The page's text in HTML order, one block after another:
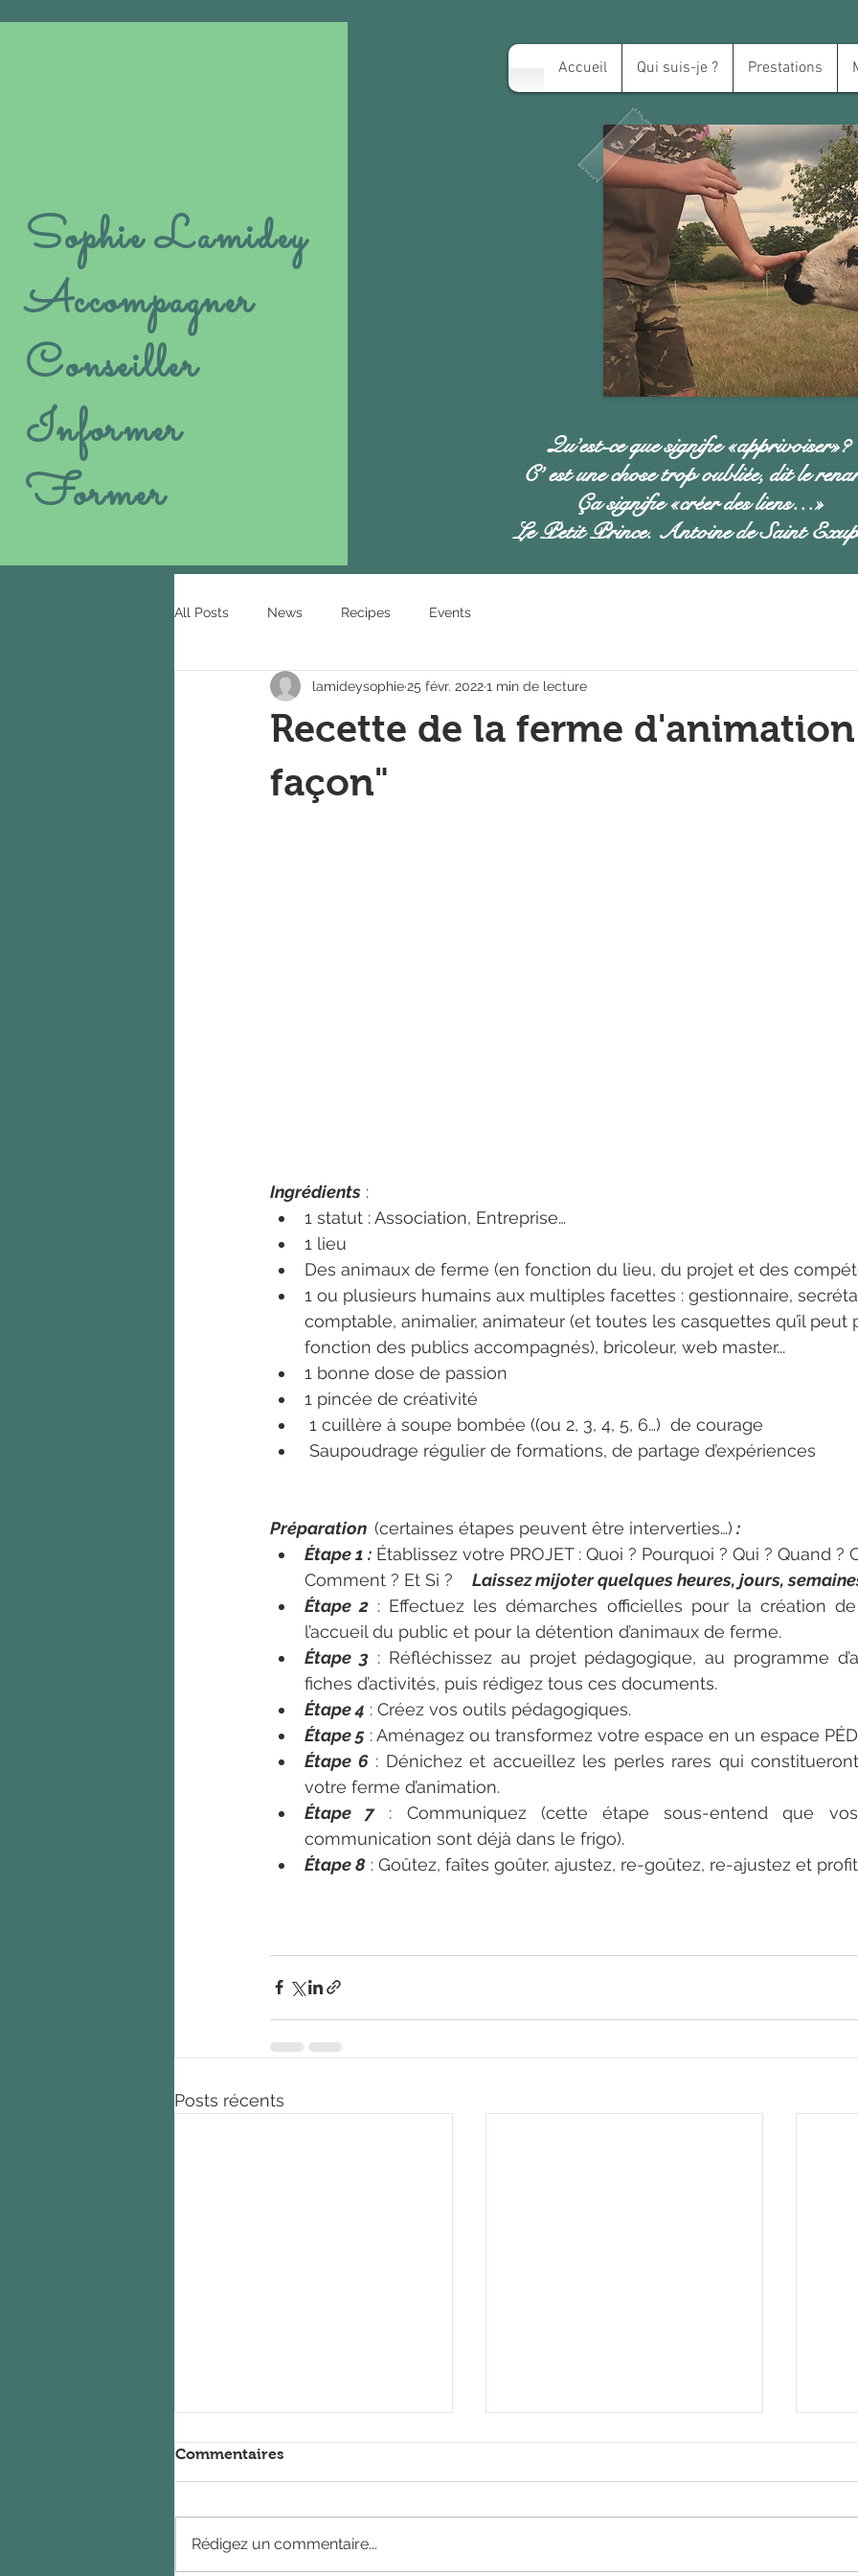
Sophie Lamidey
Accompagner
Conseiller
Informer
Former
Accueil Qui suis-je ? Prestations
Qu’est-ce que signifie «apprivoiser»?
C’ est une chose trop oubliée, dit le
Ça signifie «créer des liens…»
Le Petit Prince. Antoine de Saint
All Posts News Recipes Events
Recette de la ferme
façon"
lamideysophie25 févr. 20221 min de lecture
Ingrédients :
1 statut : Association, Entreprise…
1 lieu
Des animaux de ferme (en fonction du lieu, du projet et des
1 ou plusieurs humains aux multiples facettes : gestionnaire,
comptable, animalier, animateur (et toutes les casquettes qu’il peut
fonction des publics accompagnés), bricoleur, web master...
1 bonne dose de passion
1 pincée de créativité
1 cuillère à soupe bombée ((ou 2, 3, 4, 5, 6…)  de courage
Saupoudrage régulier de formations, de partage d’expériences
Préparation (certaines étapes peuvent être interverties…) :
Étape 1 : Établissez votre PROJET : Quoi ? Pourquoi ? Qui ? Quand ?
Comment ? Et Si ? Laissez mijoter quelques heures, jours,
Étape 2 : Effectuez les démarches officielles pour la création de
l’accueil du public et pour la détention d’animaux de ferme.
Étape 3 : Réfléchissez au projet pédagogique, au programme
fiches d’activités, puis rédigez tous ces documents.
Étape 4 : Créez vos outils pédagogiques.
Étape 5 : Aménagez ou transformez votre espace en un espace
Étape 6 : Dénichez et accueillez les perles rares qui
votre ferme d’animation.
Étape 7 : Communiquez (cette étape sous-entend que
communication sont déjà dans le frigo).
Étape 8 : Goûtez, faîtes goûter, ajustez, re-goûtez, re-ajustez et
Posts récents
Commentaires
Rédigez un commentaire...